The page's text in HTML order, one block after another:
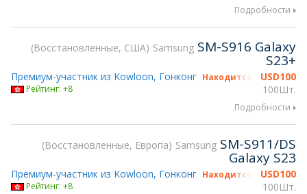
Подробности
Восстановленные, США Samsung SM-S916 Galaxy
S23+
USD100
100Шт.
Премиум-участник из Kowloon, Гонконг Находится на gsmX
Рейтинг: +8
Подробности
Восстановленные, Европа Samsung SM-S911/DS
Galaxy S23
USD100
100Шт.
Премиум-участник из Kowloon, Гонконг Находится на gsmX
Рейтинг: +8